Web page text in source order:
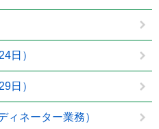
日）
日）
ィネーター業務）